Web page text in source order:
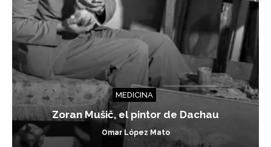
MEDICINA
Zoran Mušič, el pintor de Dachau
Omar López Mato